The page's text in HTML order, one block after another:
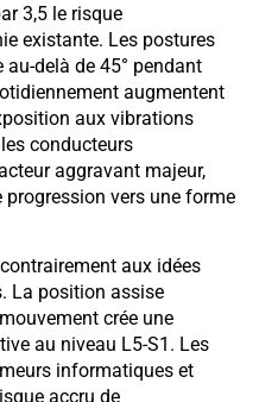
3,5 le risque
existante. Les postures
delà de 45° pendant
augmentent
aux vibrations
conducteurs
aggravant majeur,
vers une forme
aux idées
La position assise
crée une
au niveau L5-S1. Les
informatiques et
accru de